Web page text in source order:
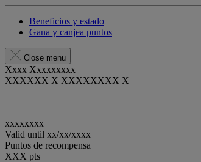
Beneficios y estado
Gana y canjea puntos
Close menu
Xxxx Xxxxxxxxx
XXXXXX X XXXXXXXX X
xxxxxxxx
Valid until xx/xx/xxxx
Puntos de recompensa
XXX pts